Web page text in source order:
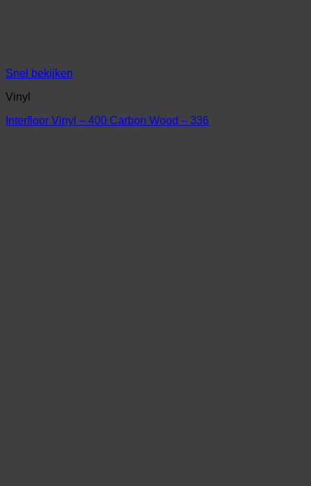
Snel bekijken
Vinyl
Interfloor Vinyl – 400 Carbon Wood – 336